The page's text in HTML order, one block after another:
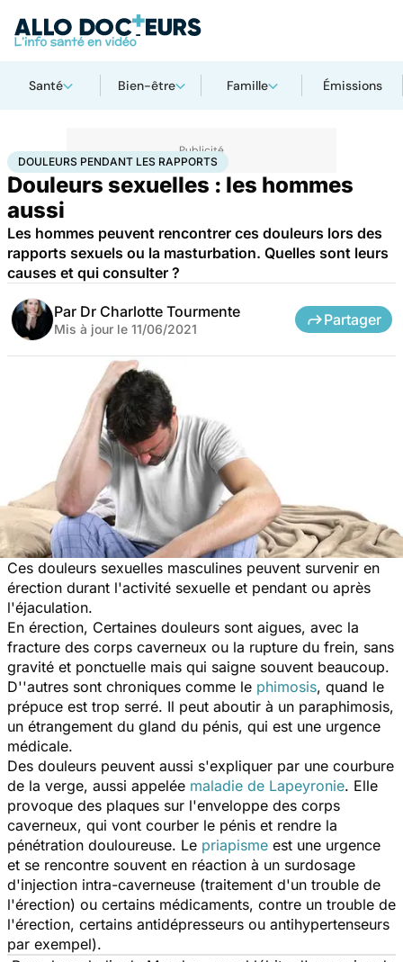
Santé Bien-être Famille Émissions
AccueilSantéDouleurs pendant les rapports
DOULEURS PENDANT LES RAPPORTS
Douleurs sexuelles : les hommes
aussi
Les hommes peuvent rencontrer ces douleurs lors des
rapports sexuels ou la masturbation. Quelles sont leurs
causes et qui consulter ?
Par Dr Charlotte Tourmente
Mis à jour le 11/06/2021
Partager
Ces douleurs sexuelles masculines peuvent survenir en
érection durant l'activité sexuelle et pendant ou après
l'éjaculation.
En érection, Certaines douleurs sont aigues, avec la
fracture des corps caverneux ou la rupture du frein, sans
gravité et ponctuelle mais qui saigne souvent beaucoup.
D''autres sont chroniques comme le phimosis, quand le
prépuce est trop serré. Il peut aboutir à un paraphimosis,
un étrangement du gland du pénis, qui est une urgence
médicale.
Des douleurs peuvent aussi s'expliquer par une courbure
de la verge, aussi appelée maladie de Lapeyronie. Elle
provoque des plaques sur l'enveloppe des corps
caverneux, qui vont courber le pénis et rendre la
pénétration douloureuse. Le priapisme est une urgence
et se rencontre souvent en réaction à un surdosage
d'injection intra-caverneuse (traitement d'un trouble de
l'érection) ou certains médicaments, contre un trouble de
l'érection, certains antidépresseurs ou antihypertenseurs
par exempel).